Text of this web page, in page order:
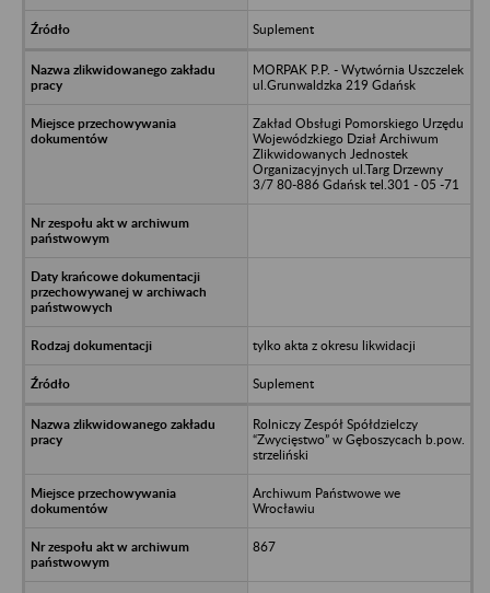
Suplement
MORPAK P.P. - Wytwórnia Uszczelek
ul.Grunwaldzka 219 Gdańsk
Zakład Obsługi Pomorskiego Urzędu
Wojewódzkiego Dział Archiwum
Zlikwidowanych Jednostek
Organizacyjnych ul.Targ Drzewny
3/7 80-886 Gdańsk tel.301 - 05 -71
tylko akta z okresu likwidacji
Suplement
Rolniczy Zespół Spółdzielczy
“Zwycięstwo” w Gęboszycach b.pow.
strzeliński
Archiwum Państwowe we
Wrocławiu
867